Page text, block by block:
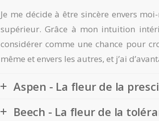
Je me décide à être sincère envers
supérieur. Grâce à mon intuition
considérer comme une chance pour
même et envers les autres, et j’ai
Aspen - La fleur de la
Beech - La fleur de la